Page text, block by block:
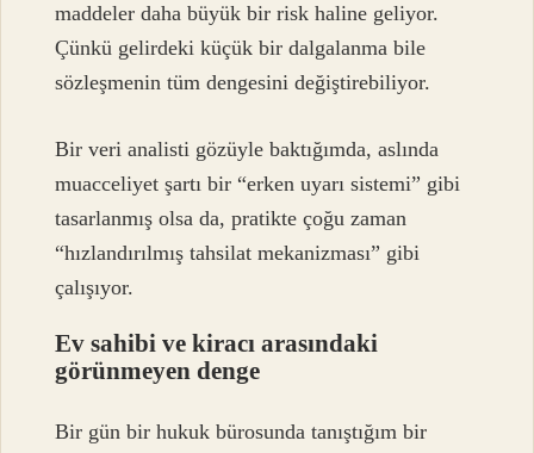
maddeler daha büyük bir risk haline geliyor.
Çünkü gelirdeki küçük bir dalgalanma bile
sözleşmenin tüm dengesini değiştirebiliyor.
Bir veri analisti gözüyle baktığımda, aslında
muacceliyet şartı bir “erken uyarı sistemi” gibi
tasarlanmış olsa da, pratikte çoğu zaman
“hızlandırılmış tahsilat mekanizması” gibi
çalışıyor.
Ev sahibi ve kiracı arasındaki
görünmeyen denge
Bir gün bir hukuk bürosunda tanıştığım bir